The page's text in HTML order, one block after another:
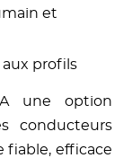
et
profils
une option
conducteurs
fiable, efficace